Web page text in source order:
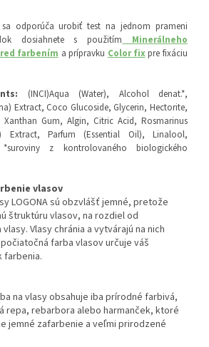
odporúča urobiť test na jednom prameni
dosiahnete s použitím Minerálneho
farbením a prípravku Color fixpre fixáciu
(INCI)Aqua (Water), Alcohol denat.*,
Extract, Coco Glucoside, Glycerin, Hectorite,
Gum, Algin, Citric Acid, Rosmarinus
Extract, Parfum (Essential Oil), Linalool,
z kontrolovaného biologického
vlasov
LOGONA sú obzvlášť jemné, pretože
štruktúru vlasov, na rozdiel od
Vlasy chránia a vytvárajú na nich
farba vlasov určuje váš
farbenia.
na vlasy obsahuje iba prírodné farbivá,
repa, rebarbora alebo harmanček, ktoré
jemné zafarbenie a veľmi prirodzené